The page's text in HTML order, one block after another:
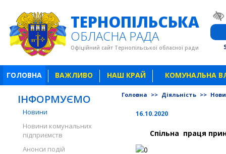
ТЕРНОПІЛЬСЬКА
ОБЛАСНА РАДА
Офіційний сайт Тернопільської обласної ради
ГОЛОВНА ВАЖЛИВО НАШ КРАЙ КОМУНАЛЬНА
ІНФОРМУЄМО
Новини
Новини комунальних
підприємств
Анонси подій
Головна >> Діяльність >>
16.10.2020
Спільна праця